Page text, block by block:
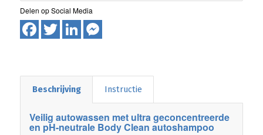
Facebook
TwitterLinkedIn
Beschrijving Instructie
Veilig autowassen met ultra geconcentreerde
en pH-neutrale Body Clean autoshampoo